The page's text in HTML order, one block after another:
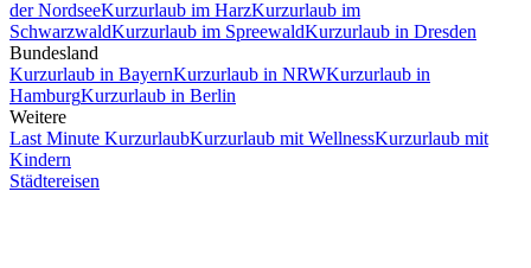
der NordseeKurzurlaub im HarzKurzurlaub im
SchwarzwaldKurzurlaub im SpreewaldKurzurlaub in Dresden
Bundesland
Kurzurlaub in BayernKurzurlaub in NRWKurzurlaub in
HamburgKurzurlaub in Berlin
Weitere
Last Minute KurzurlaubKurzurlaub mit WellnessKurzurlaub mit
Kindern
Städtereisen